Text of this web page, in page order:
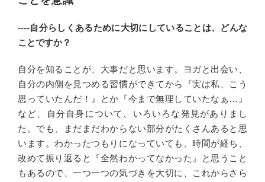
----自分らしくあるために大切にしていることは、どんな
ことですか？
自分を知ることが、大事だと思います。ヨガと出会い、
自分の内側を見つめる習慣ができてから『実は私、こう
思っていたんだ！』とか『今まで無理していたなぁ…』
など、自分自身について、いろいろな発見がありまし
た。でも、まだまだわからない部分がたくさんあると思
います。わかったつもりになっていても、時間が経ち、
改めて振り返ると『全然わかってなかった』と思うこと
もあるので、一つ一つの気づきを大切に、これからさら